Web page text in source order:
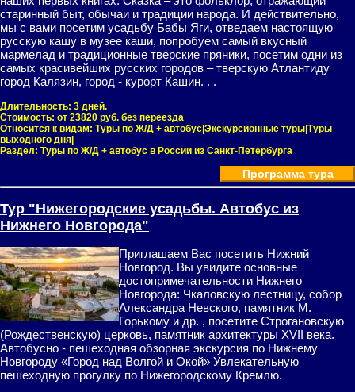
старинный быт, обычаи и традиции народа. И действительно,
мы с вами посетим усадьбу Бабы Яги, отведаем настоящую
русскую кашу в музее каши, попробуем самый вкусный
мармелад и традиционные тверские пряники, посетим одни из
самых красивейших русских городов – тверскую Атлантиду
город Калязин, город - курорт Кашин. . .
Длительность: 3 дней.
Стоимость: от 23820 руб. без переезда
Относится к видам: Туры по Ж/Д + автобус|Экскурсионные туры|Туры
выходного дня|
Раздел: Туры по Ж/Д + автобус в России из Санкт-Петербурга
Программа тура
Тур "Нижегородские усадьбы. Автобус из
Нижнего Новгорода"
Приглашаем Вас посетить Нижний
Новгород. Вы увидите основные
достопримечательности Нижнего
Новгорода: Чкаловскую лестницу, собор
Александра Невского, памятник М.
Горькому и др. , посетите Строгановскую
(Рождественскую) церковь, памятник архитектуры ХVII века.
Автобусно - пешеходная обзорная экскурсия по Нижнему
Новгороду «Город над Волгой и Окой» Увлекательную
пешеходную прогулку по Нижегородскому Кремлю.